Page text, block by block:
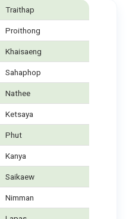
Traithap
Proithong
Khaisaeng
Sahaphop
Nathee
Ketsaya
Phut
Kanya
Saikaew
Nimman